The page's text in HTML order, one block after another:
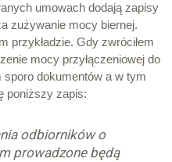
umowach dodają zapisy
zużywanie mocy biernej.
przykładzie. Gdy zwróciłem
mocy przyłączeniowej do
sporo dokumentów a w tym
poniższy zapis:
odbiorników o
prowadzone będą